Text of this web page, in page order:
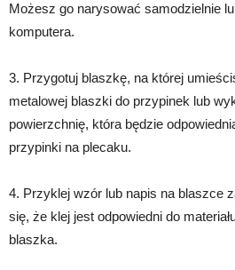
Możesz go narysować samodzielnie
komputera.
3. Przygotuj blaszkę, na której
metalowej blaszki do przypinek lub
powierzchnię, która będzie
przypinki na plecaku.
4. Przyklej wzór lub napis na blaszce
się, że klej jest odpowiedni do
blaszka.